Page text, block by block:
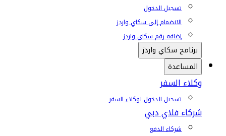
تسجيل الدخول
الانضمام إلى سكاي واردز
إضافة رقم سكاي واردز
برنامج سكاي واردز
المساعدة
وكلاء السفر
تسجيل الدخول لوكلاء السفر
شركاء فلاي دبي
شركاء الدفع